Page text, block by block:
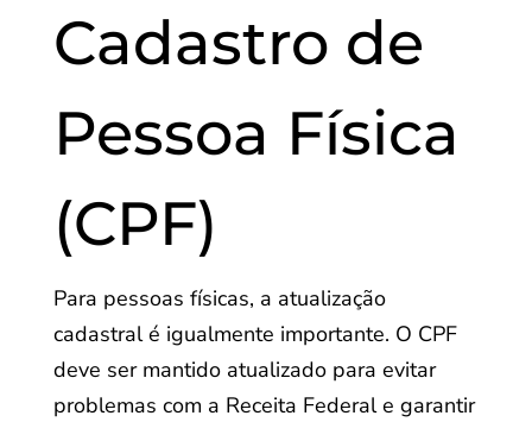
Cadastro de
Pessoa Física
(CPF)
Para pessoas físicas, a atualização
cadastral é igualmente importante. O CPF
deve ser mantido atualizado para evitar
problemas com a Receita Federal e garantir